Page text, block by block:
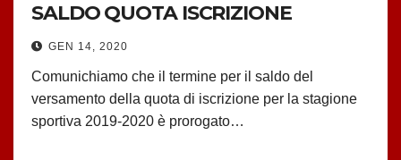
SALDO QUOTA ISCRIZIONE
GEN 14, 2020
Comunichiamo che il termine per il saldo del
versamento della quota di iscrizione per la stagione
sportiva 2019-2020 è prorogato…